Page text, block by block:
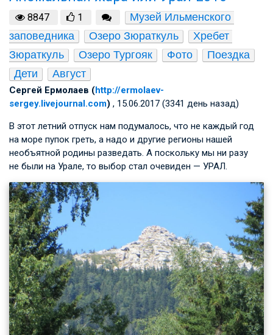
8847 1
Музей Ильменского
заповедника
Озеро Зюраткуль
Хребет
Зюраткуль
Озеро Тургояк Фото
Поездка
Дети
Август
Сергей Ермолаев (http://ermolaev-
sergey.livejournal.com) , 15.06.2017 (3341 день назад)
В этот летний отпуск нам подумалось, что не каждый год
на море пупок греть, а надо и другие регионы нашей
необъятной родины разведать. А поскольку мы ни разу
не были на Урале, то выбор стал очевиден — УРАЛ.